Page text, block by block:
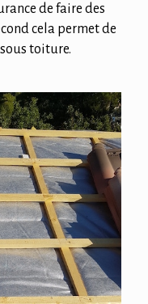
de faire des
cela permet de
toiture.